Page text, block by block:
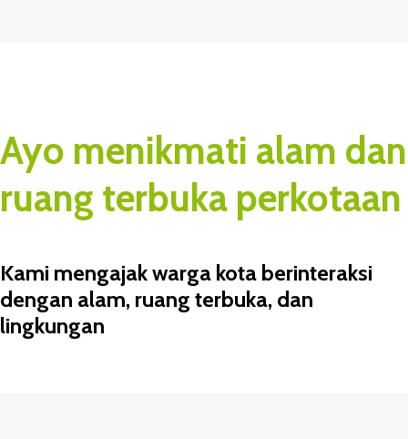
Ayo menikmati alam dan
ruang terbuka perkotaan
Kami mengajak warga kota berinteraksi
dengan alam, ruang terbuka, dan
lingkungan